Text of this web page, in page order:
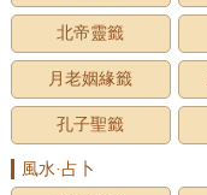
北帝靈籤
月老姻緣籤
孔子聖籤
風水·占卜